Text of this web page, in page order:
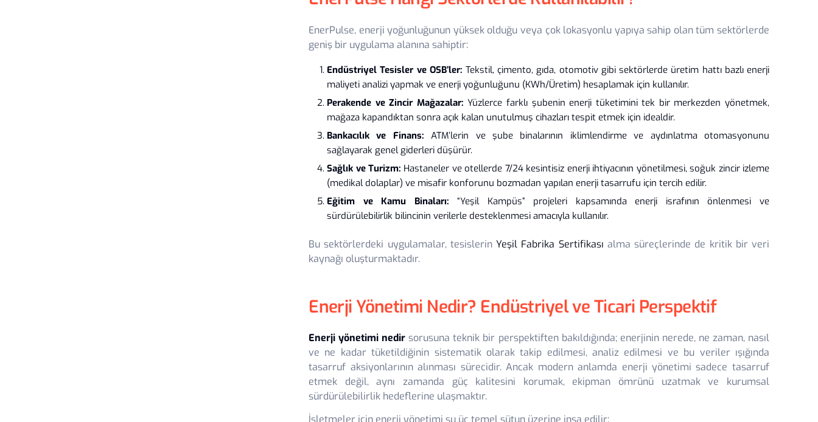
EnerPulse, enerji yoğunluğunun yüksek olduğu veya çok lokasyonlu yapıya sahip olan tüm sektörlerde
geniş bir uygulama alanına sahiptir:
Endüstriyel Tesisler ve OSB’ler: Tekstil, çimento, gıda, otomotiv gibi sektörlerde üretim hattı bazlı enerji
maliyeti analizi yapmak ve enerji yoğunluğunu (KWh/Üretim) hesaplamak için kullanılır.
Perakende ve Zincir Mağazalar: Yüzlerce farklı şubenin enerji tüketimini tek bir merkezden yönetmek,
mağaza kapandıktan sonra açık kalan unutulmuş cihazları tespit etmek için idealdir.
Bankacılık ve Finans: ATM’lerin ve şube binalarının iklimlendirme ve aydınlatma otomasyonunu
sağlayarak genel giderleri düşürür.
Sağlık ve Turizm: Hastaneler ve otellerde 7/24 kesintisiz enerji ihtiyacının yönetilmesi, soğuk zincir izleme
(medikal dolaplar) ve misafir konforunu bozmadan yapılan enerji tasarrufu için tercih edilir.
Eğitim ve Kamu Binaları: “Yeşil Kampüs” projeleri kapsamında enerji israfının önlenmesi ve
sürdürülebilirlik bilincinin verilerle desteklenmesi amacıyla kullanılır.
Bu sektörlerdeki uygulamalar, tesislerin Yeşil Fabrika Sertifikası alma süreçlerinde de kritik bir veri
kaynağı oluşturmaktadır.
Enerji Yönetimi Nedir? Endüstriyel ve Ticari Perspektif
Enerji yönetimi nedir sorusuna teknik bir perspektiften bakıldığında; enerjinin nerede, ne zaman, nasıl
ve ne kadar tüketildiğinin sistematik olarak takip edilmesi, analiz edilmesi ve bu veriler ışığında
tasarruf aksiyonlarının alınması sürecidir. Ancak modern anlamda enerji yönetimi sadece tasarruf
etmek değil, aynı zamanda güç kalitesini korumak, ekipman ömrünü uzatmak ve kurumsal
sürdürülebilirlik hedeflerine ulaşmaktır.
İşletmeler için enerji yönetimi şu üç temel sütun üzerine inşa edilir: